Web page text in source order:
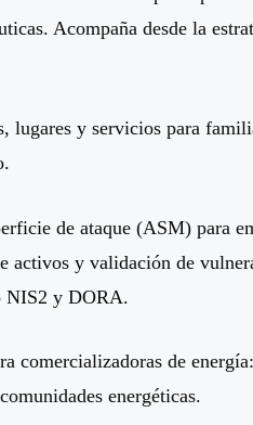
Acompaña desde la
lugares y servicios para
de ataque (ASM) para
activos y validación de
NIS2 y DORA.
comercializadoras de
energéticas.